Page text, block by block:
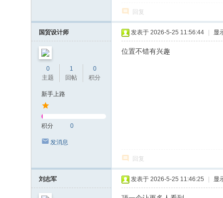
回复
国贸设计师
0
主题
1
回帖
0
积分
新手上路
积分 0
发消息
发表于 2026-5-25 11:56:44 显
位置不错有兴趣
回复
刘志军 发表于 2026-5-25 11:46:25 显